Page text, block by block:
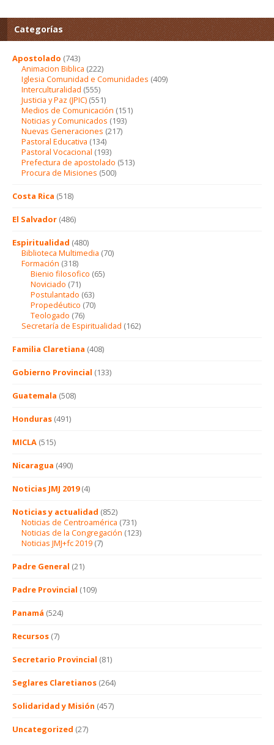
Categorías
Apostolado (743)
Animacion Biblica (222)
Iglesia Comunidad e Comunidades (409)
Interculturalidad (555)
Justicia y Paz (JPIC) (551)
Medios de Comunicación (151)
Noticias y Comunicados (193)
Nuevas Generaciones (217)
Pastoral Educativa (134)
Pastoral Vocacional (193)
Prefectura de apostolado (513)
Procura de Misiones (500)
Costa Rica (518)
El Salvador (486)
Espiritualidad (480)
Biblioteca Multimedia (70)
Formación (318)
Bienio filosofico (65)
Noviciado (71)
Postulantado (63)
Propedéutico (70)
Teologado (76)
Secretaría de Espiritualidad (162)
Familia Claretiana (408)
Gobierno Provincial (133)
Guatemala (508)
Honduras (491)
MICLA (515)
Nicaragua (490)
Noticias JMJ 2019(4)
Noticias y actualidad (852)
Noticias de Centroamérica (731)
Noticias de la Congregación (123)
Noticias JMJ+fc 2019 (7)
Padre General (21)
Padre Provincial (109)
Panamá (524)
Recursos (7)
Secretario Provincial (81)
Seglares Claretianos (264)
Solidaridad y Misión (457)
Uncategorized (27)